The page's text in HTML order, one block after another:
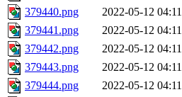
379440.png
2022-05-12 04:11
379441.png
2022-05-12 04:11
379442.png
2022-05-12 04:11
379443.png
2022-05-12 04:11
379444.png
2022-05-12 04:11